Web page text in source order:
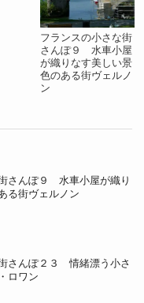
フランスの小さな街
さんぽ９ 水車小屋
が織りなす美しい景
色のある街ヴェルノ
ン
さんぽ９ 水車小屋が織り
る街ヴェルノン
さんぽ２３ 情緒漂う小さ
ロワン